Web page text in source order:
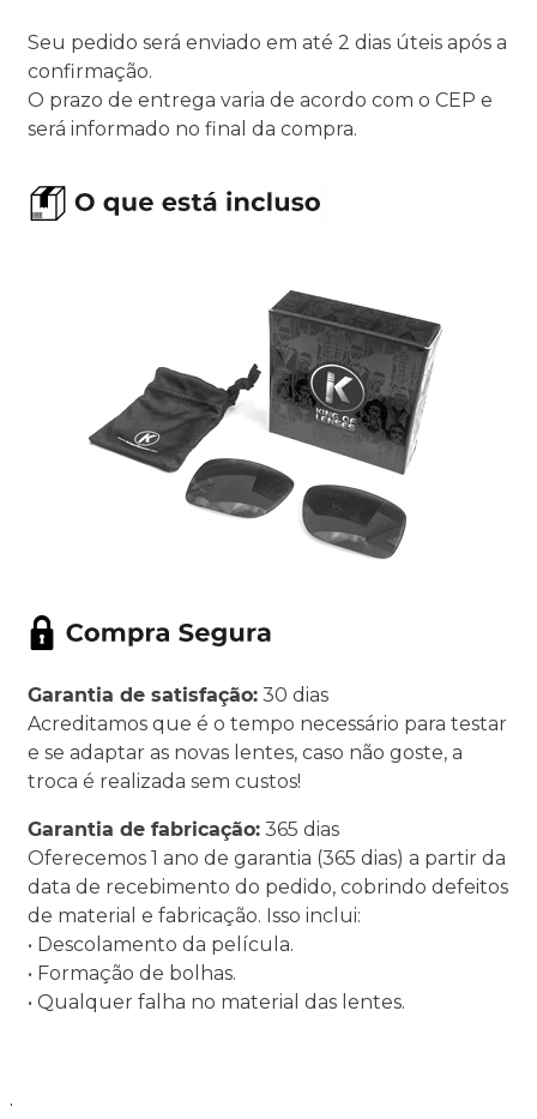
Seu pedido será enviado em até 2 dias úteis após a
confirmação.
O prazo de entrega varia de acordo com o CEP e
será informado no final da compra.
Garantia de satisfação: 30 dias
Acreditamos que é o tempo necessário para testar
e se adaptar as novas lentes, caso não goste, a
troca é realizada sem custos!
Garantia de fabricação: 365 dias
Oferecemos 1 ano de garantia (365 dias) a partir da
data de recebimento do pedido, cobrindo defeitos
de material e fabricação. Isso inclui:
• Descolamento da película.
• Formação de bolhas.
• Qualquer falha no material das lentes.
.